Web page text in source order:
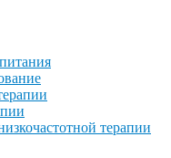
терапии